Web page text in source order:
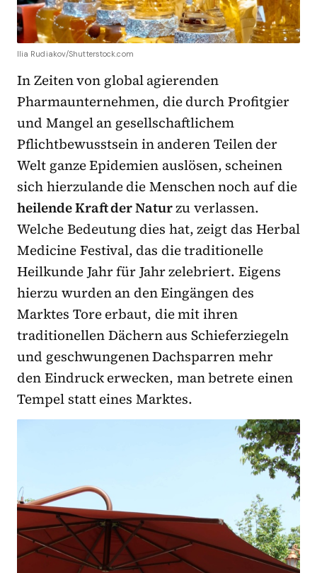
Ilia Rudiakov/Shutterstock.com
In Zeiten von global agierenden
Pharmaunternehmen, die durch Profitgier
und Mangel an gesellschaftlichem
Pflichtbewusstsein in anderen Teilen der
Welt ganze Epidemien auslösen, scheinen
sich hierzulande die Menschen noch auf die
heilende Kraft der Naturzu verlassen.
Welche Bedeutung dies hat, zeigt das Herbal
Medicine Festival, das die traditionelle
Heilkunde Jahr für Jahr zelebriert. Eigens
hierzu wurden an den Eingängen des
Marktes Tore erbaut, die mit ihren
traditionellen Dächern aus Schieferziegeln
und geschwungenen Dachsparren mehr
den Eindruck erwecken, man betrete einen
Tempel statt eines Marktes.